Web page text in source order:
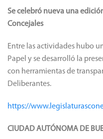
Se celebró nueva una
Concejales
Entre las actividades hubo
Papel y se desarrolló la
con herramientas de
Deliberantes.
https://
CIUDAD AUTÓNOMA DE